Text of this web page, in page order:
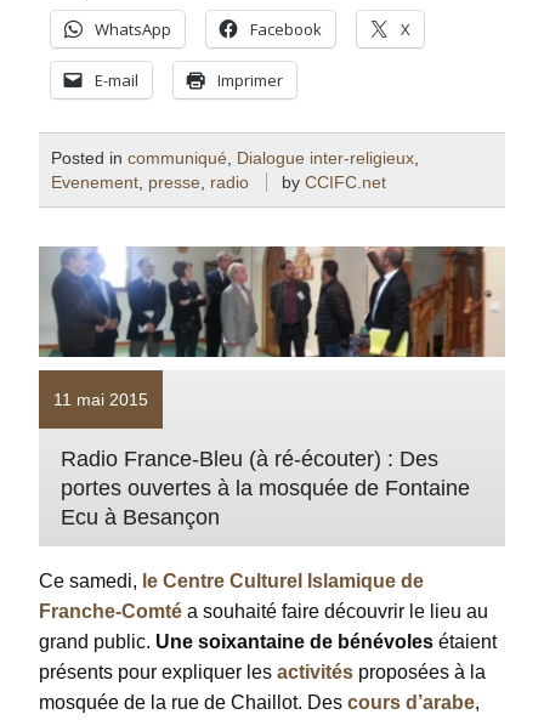
WhatsApp Facebook X
E-mail Imprimer
Posted incommuniqué, Dialogue inter-religieux,
Evenement, presse, radio by CCIFC.net
11 mai 2015
Radio France-Bleu (à ré-écouter) : Des
portes ouvertes à la mosquée de Fontaine
Ecu à Besançon
Ce samedi, le Centre Culturel Islamique de
Franche-Comté a souhaité faire découvrir le lieu au
grand public. Une soixantaine de bénévoles étaient
présents pour expliquer les activités proposées à la
mosquée de la rue de Chaillot. Des cours d’arabe,